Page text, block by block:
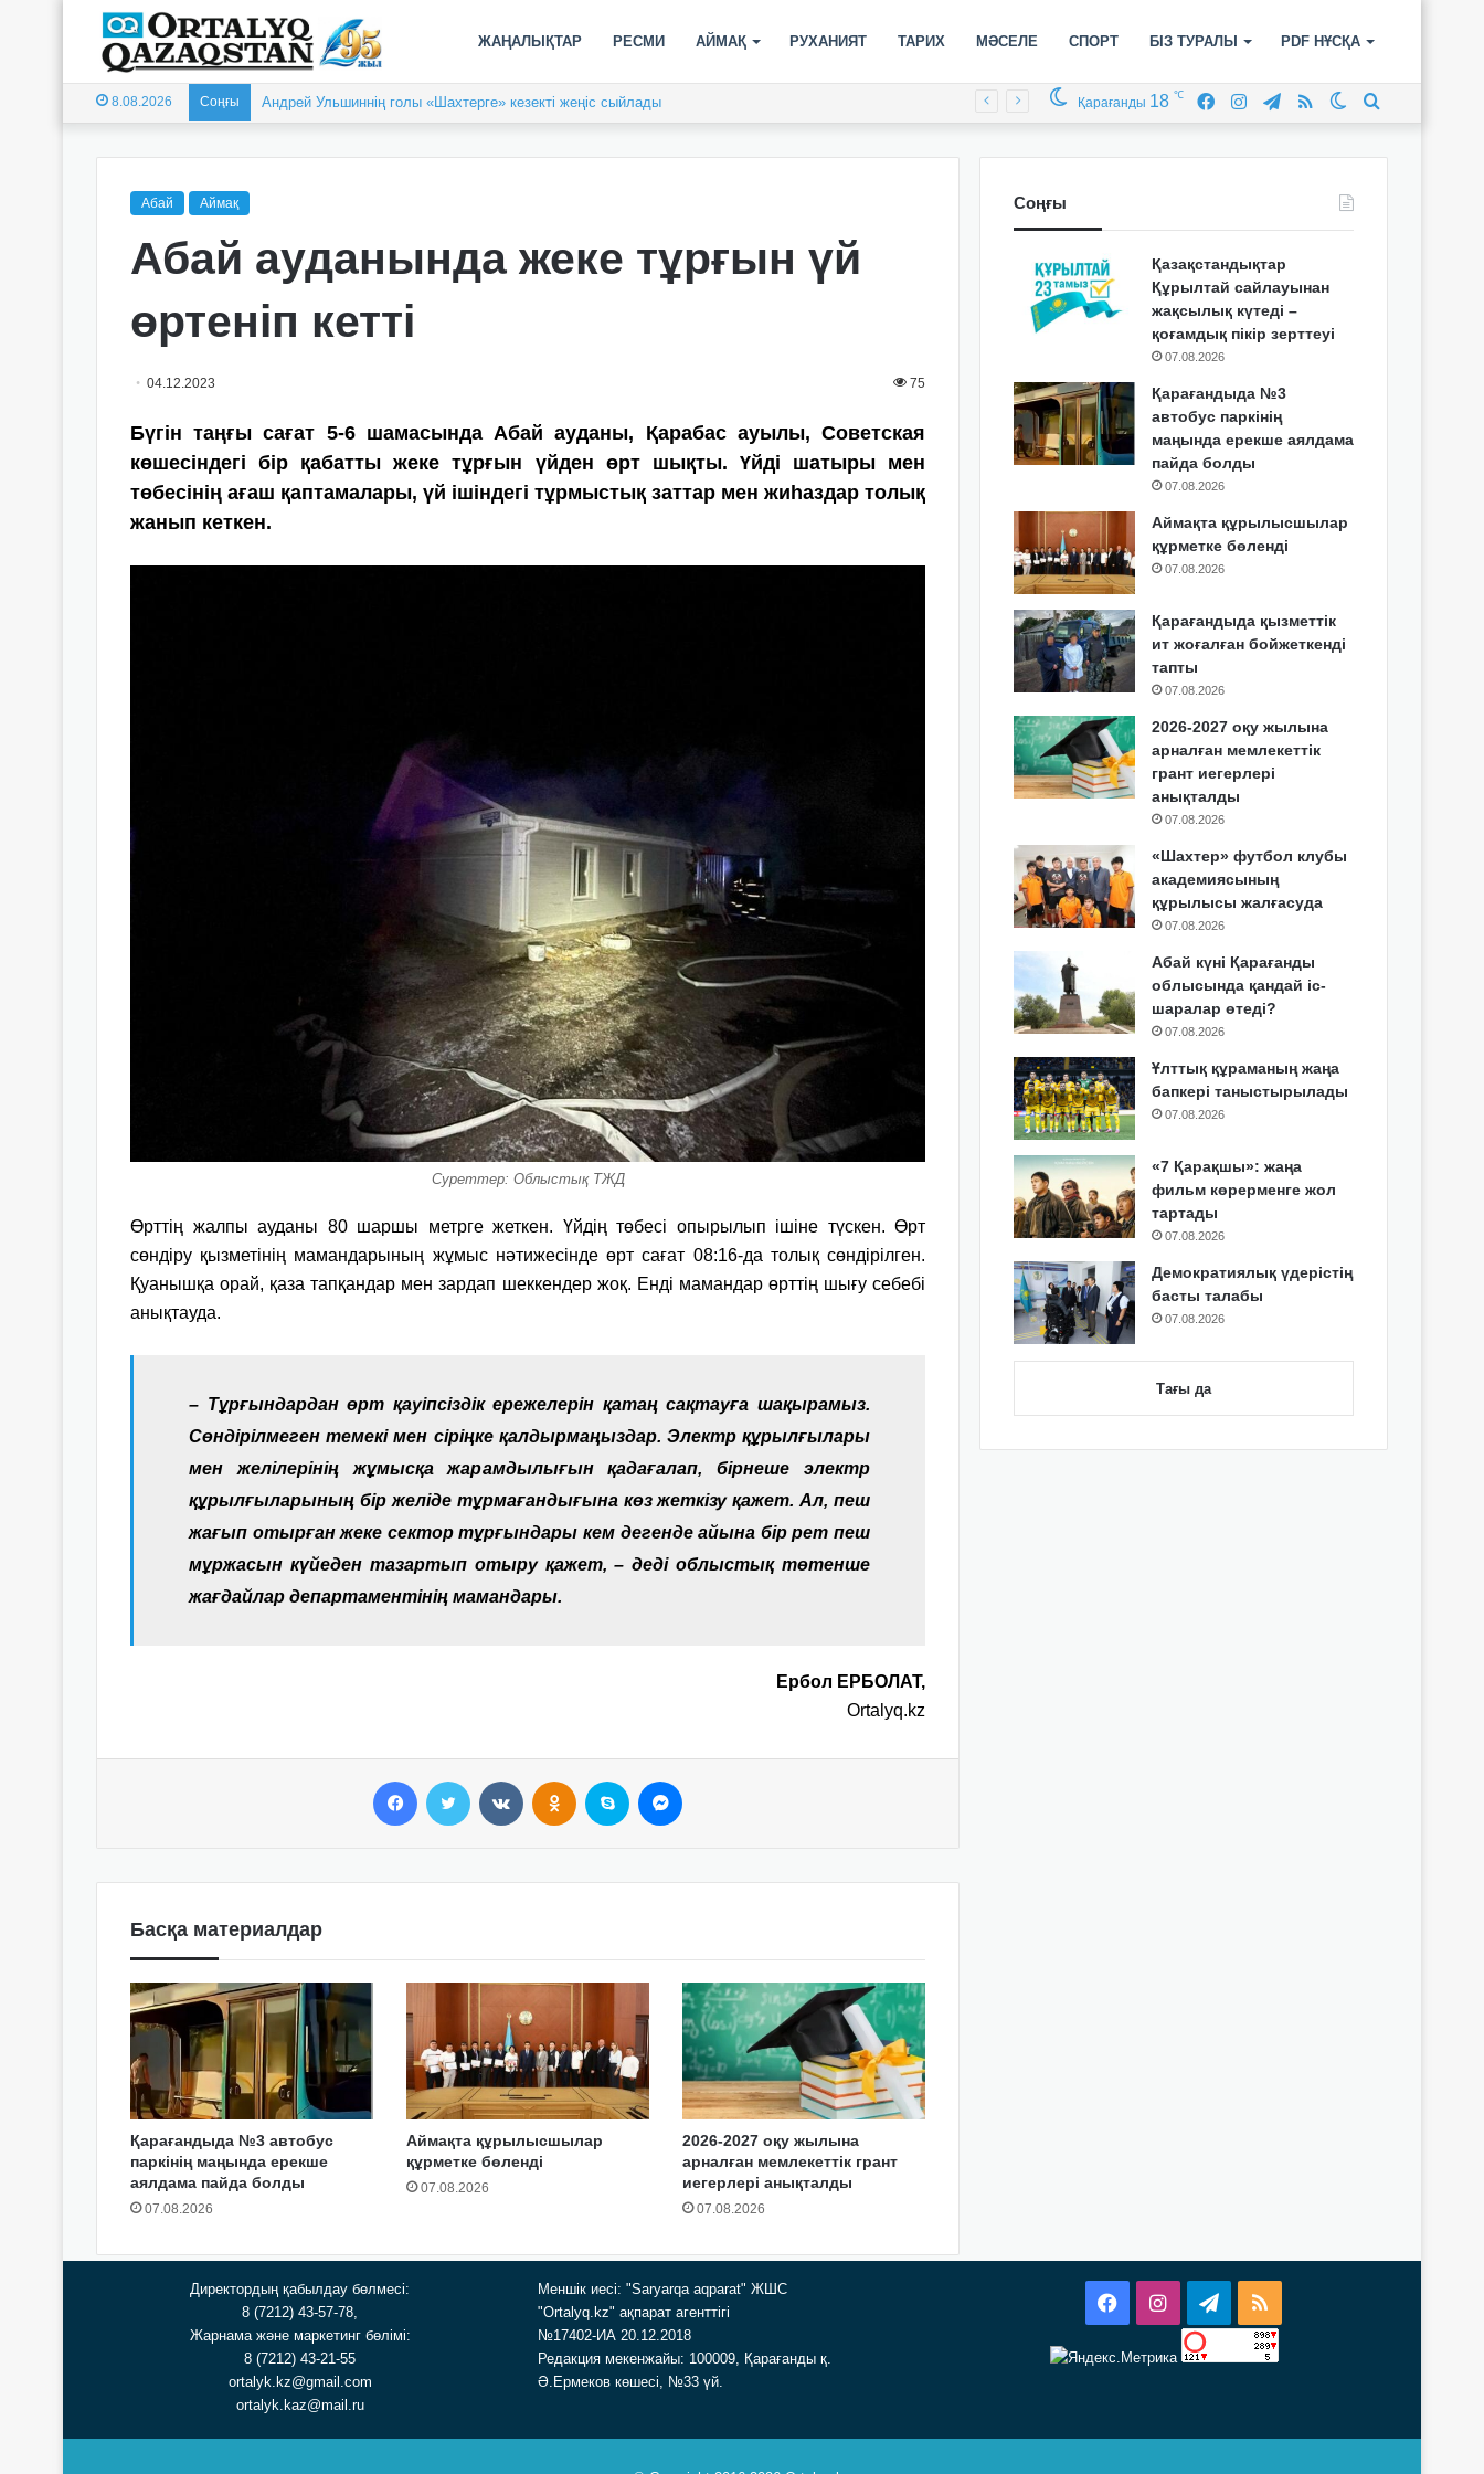
ЖАҢАЛЫҚТАР РЕСМИ АЙМАҚ РУХАНИЯТ ТАРИХ МӘСЕЛЕ СПОРТ БІЗ ТУРАЛЫ PDF НҰСҚА
8.08.2026 Соңғы Андрей Ульшиннің голы «Шахтерге» кезекті жеңіс сыйлады Switch
RSS
Telegram
Instagram
Facebook
Қарағанды 18 ℃
Абай Аймақ
Абай ауданында жеке тұрғын үй
өртеніп кетті
04.12.2023 75
Бүгін таңғы сағат 5-6 шамасында Абай ауданы, Қарабас ауылы, Советская
көшесіндегі бір қабатты жеке тұрғын үйден өрт шықты. Үйді шатыры мен
төбесінің ағаш қаптамалары, үй ішіндегі тұрмыстық заттар мен жиһаздар толық
жанып кеткен.
Суреттер: Облыстық ТЖД
Өрттің жалпы ауданы 80 шаршы метрге жеткен. Үйдің төбесі опырылып ішіне түскен. Өрт
сөндіру қызметінің мамандарының жұмыс нәтижесінде өрт сағат 08:16-да толық сөндірілген.
Қуанышқа орай, қаза тапқандар мен зардап шеккендер жоқ. Енді мамандар өрттің шығу себебі
анықтауда.
– Тұрғындардан өрт қауіпсіздік ережелерін қатаң сақтауға шақырамыз.
Сөндірілмеген темекі мен сіріңке қалдырмаңыздар. Электр құрылғылары
мен желілерінің жұмысқа жарамдылығын қадағалап, бірнеше электр
құрылғыларының бір желіде тұрмағандығына көз жеткізу қажет. Ал, пеш
жағып отырған жеке сектор тұрғындары кем дегенде айына бір рет пеш
мұржасын күйеден тазартып отыру қажет, – деді облыстық төтенше
жағдайлар департаментінің мамандары.
Ербол ЕРБОЛАТ,
Ortalyq.kz
Басқа материалдар
Қарағандыда №3 автобус
паркінің маңында ерекше
аялдама пайда болды
07.08.2026
Аймақта құрылысшылар
құрметке бөленді
07.08.2026
2026-2027 оқу жылына
арналған мемлекеттік грант
иегерлері анықталды
07.08.2026
Соңғы
Қазақстандықтар
Құрылтай сайлауынан
жақсылық күтеді –
қоғамдық пікір зерттеуі
07.08.2026
Қарағандыда №3
автобус паркінің
маңында ерекше аялдама
пайда болды
07.08.2026
Аймақта құрылысшылар
құрметке бөленді
07.08.2026
Қарағандыда қызметтік
ит жоғалған бойжеткенді
тапты
07.08.2026
2026-2027 оқу жылына
арналған мемлекеттік
грант иегерлері
анықталды
07.08.2026
«Шахтер» футбол клубы
академиясының
құрылысы жалғасуда
07.08.2026
Абай күні Қарағанды
облысында қандай іс-
шаралар өтеді?
07.08.2026
Ұлттық құраманың жаңа
бапкері таныстырылады
07.08.2026
«7 Қарақшы»: жаңа
фильм көрерменге жол
тартады
07.08.2026
Демократиялық үдерістің
басты талабы
07.08.2026
Тағы да
Директордың қабылдау бөлмесі:
8 (7212) 43-57-78,
Жарнама және маркетинг бөлімі:
8 (7212) 43-21-55
ortalyk.kz@gmail.com
ortalyk.kaz@mail.ru
Меншік иесі: "Saryarqa aqparat" ЖШС
"Ortalyq.kz" ақпарат агенттігі
№17402-ИА 20.12.2018
Редакция мекенжайы: 100009, Қарағанды қ.
Ә.Ермеков көшесі, №33 үй.
FacebookInstagramTelegram
RSS